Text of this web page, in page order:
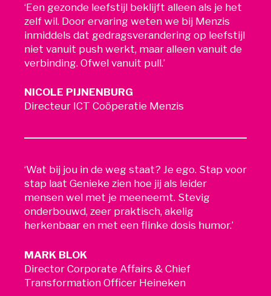
‘Een gezonde leefstijl beklijft alleen als je het
zelf wil. Door ervaring weten we bij Menzis
inmiddels dat gedragsverandering op leefstijl
niet vanuit push werkt, maar alleen vanuit de
verbinding. Ofwel vanuit pull.’
NICOLE PIJNENBURG
Directeur ICT Coöperatie Menzis
‘Wat bij jou in de weg staat? Je ego. Stap voor
stap laat Genieke zien hoe jij als leider
mensen wel met je meeneemt. Stevig
onderbouwd, zeer praktisch, akelig
herkenbaar en met een flinke dosis humor.’
MARK BLOK
Director Corporate Affairs & Chief
Transformation Officer Heineken